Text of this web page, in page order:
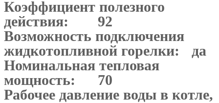
Коэффициент полезного
действия:
92
Возможность подключения
жидкотопливной горелки:
да
Номинальная тепловая
мощность:
70
Рабочее давление воды в котле,